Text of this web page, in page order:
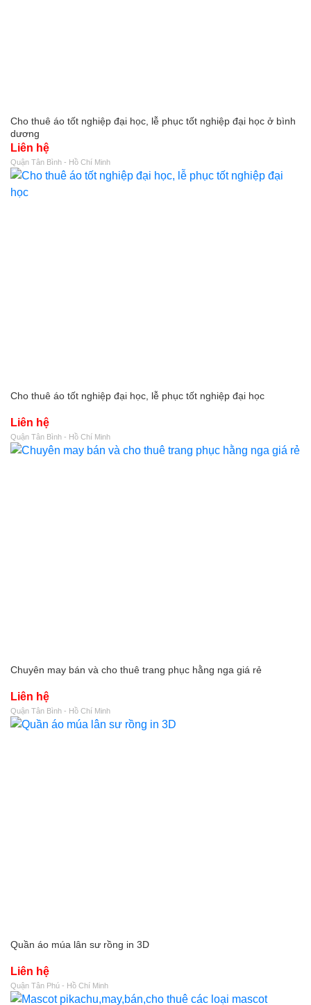
Cho thuê áo tốt nghiệp đại học, lễ phục tốt nghiệp đại học ở bình
dương
Liên hệ
Quận Tân Bình - Hồ Chí Minh
Cho thuê áo tốt nghiệp đại học, lễ phục tốt nghiệp đại học
Liên hệ
Quận Tân Bình - Hồ Chí Minh
Chuyên may bán và cho thuê trang phục hằng nga giá rẻ
Liên hệ
Quận Tân Bình - Hồ Chí Minh
Quần áo múa lân sư rồng in 3D
Liên hệ
Quận Tân Phú - Hồ Chí Minh